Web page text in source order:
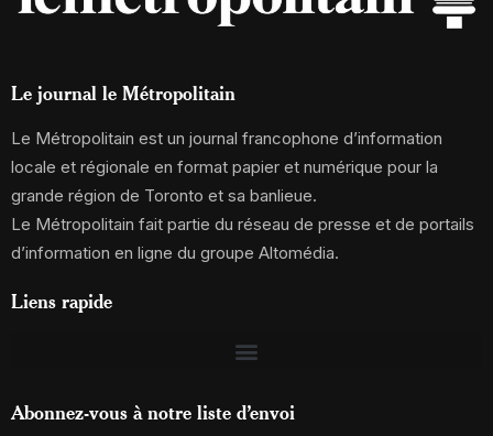
Le journal le Métropolitain
Le Métropolitain est un journal francophone d’information
locale et régionale en format papier et numérique pour la
grande région de Toronto et sa banlieue.
Le Métropolitain fait partie du réseau de presse et de portails
d’information en ligne du groupe Altomédia.
Liens rapide
Abonnez-vous à notre liste d’envoi